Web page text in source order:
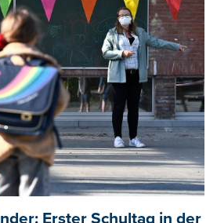
Erster Schultag in der